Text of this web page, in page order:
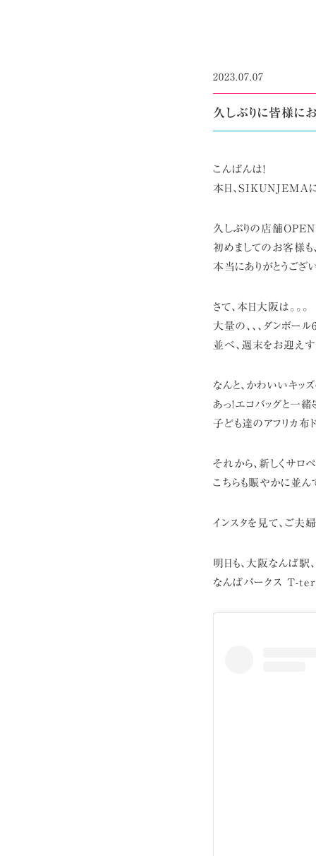
2023.07.07
久しぶりに皆様に
こんばんは!
本日、SIKUNJEMAに
久しぶりの店舗OPEN
初めましてのお客様も
本当にありがとうござ
さて、本日大阪は。。。
大量の、、、ダンボー
並べ、週末をお迎え
なんと、かわいいキッ
あっ!エコバッグと一緒
子ども達のアフリカ布
それから、新しくサロペ
こちらも賑やかに並ん
インスタを見て、ご夫
明日も、大阪なんば駅、
なんばパークス T-